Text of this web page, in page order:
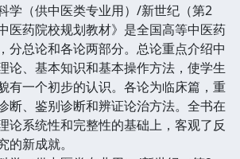
（供中医类专业用）/新世纪（第2
医药院校规划教材》是全国高等中医药
分总论和各论两部分。总论重点介绍中
论、基本知识和基本操作方法，使学生
有一个初步的认识。各论为临床篇，重
断、鉴别诊断和辨证论治方法。全书在
论系统性和完整性的基础上，客观了反
的新成就。